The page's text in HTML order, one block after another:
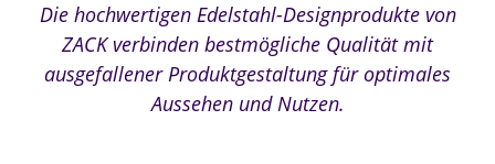
Die hochwertigen Edelstahl-Designprodukte von
ZACK verbinden bestmögliche Qualität mit
ausgefallener Produktgestaltung für optimales
Aussehen und Nutzen.